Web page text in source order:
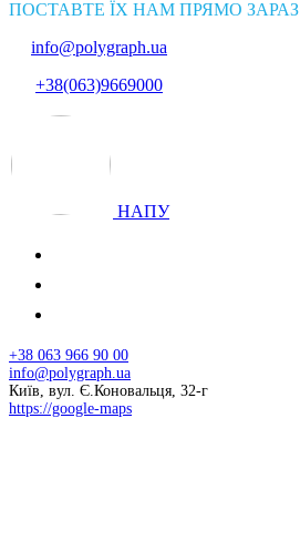
ПОСТАВТЕ ЇХ НАМ ПРЯМО ЗАРАЗ
info@polygraph.ua
+38(063)9669000
НАПУ
+38 063 966 90 00
info@polygraph.ua
Київ, вул. Є.Коновальця, 32-г
https://google-maps